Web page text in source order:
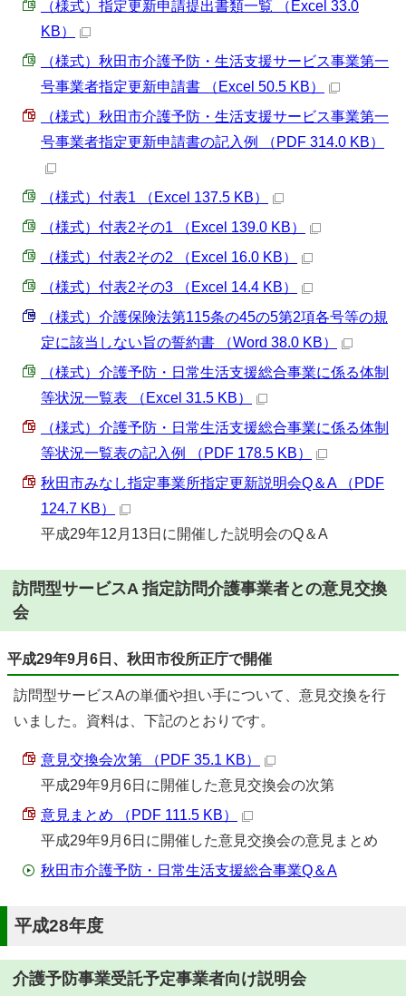
（様式）指定更新申請提出書類一覧 （Excel 33.0
KB）
（様式）秋田市介護予防・生活支援サービス事業第一
号事業者指定更新申請書 （Excel 50.5 KB）
（様式）秋田市介護予防・生活支援サービス事業第一
号事業者指定更新申請書の記入例 （PDF 314.0 KB）
（様式）付表1 （Excel 137.5 KB）
（様式）付表2その1 （Excel 139.0 KB）
（様式）付表2その2 （Excel 16.0 KB）
（様式）付表2その3 （Excel 14.4 KB）
（様式）介護保険法第115条の45の5第2項各号等の規
定に該当しない旨の誓約書 （Word 38.0 KB）
（様式）介護予防・日常生活支援総合事業に係る体制
等状況一覧表 （Excel 31.5 KB）
（様式）介護予防・日常生活支援総合事業に係る体制
等状況一覧表の記入例 （PDF 178.5 KB）
秋田市みなし指定事業所指定更新説明会Q＆A （PDF
124.7 KB）
平成29年12月13日に開催した説明会のQ＆A
訪問型サービスA 指定訪問介護事業者との意見交換
会
平成29年9月6日、秋田市役所正庁で開催
訪問型サービスAの単価や担い手について、意見交換を行
いました。資料は、下記のとおりです。
意見交換会次第 （PDF 35.1 KB）
平成29年9月6日に開催した意見交換会の次第
意見まとめ （PDF 111.5 KB）
平成29年9月6日に開催した意見交換会の意見まとめ
秋田市介護予防・日常生活支援総合事業Q＆A
平成28年度
介護予防事業受託予定事業者向け説明会